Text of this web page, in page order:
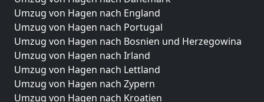
Umzug von Hagen nach England
Umzug von Hagen nach Portugal
Umzug von Hagen nach Bosnien und Herzegowina
Umzug von Hagen nach Irland
Umzug von Hagen nach Lettland
Umzug von Hagen nach Zypern
Umzug von Hagen nach Kroatien